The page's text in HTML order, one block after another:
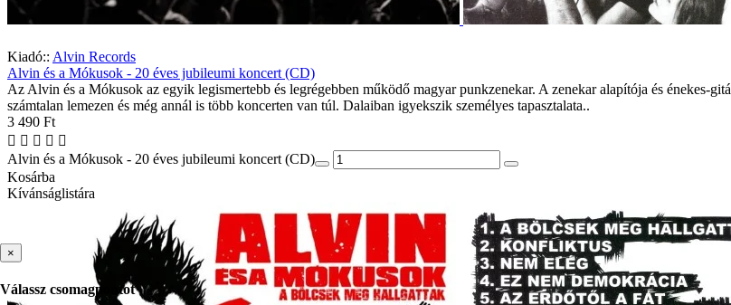
Kiadó:: Alvin Records
Alvin és a Mókusok - 20 éves jubileumi koncert (CD)
Az Alvin és a Mókusok az egyik legismertebb és legrégebben működő magyar punkzenekar. A zenekar alapítója és énekes-
számtalan lemezen és még annál is több koncerten van túl. Dalaiban igyekszik személyes tapasztalata..
3 490 Ft
Alvin és a Mókusok - 20 éves jubileumi koncert (CD)
Kosárba
Kívánságlistára
×
Válassz csomagpontot